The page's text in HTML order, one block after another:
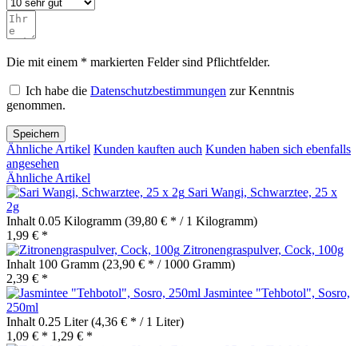
Die mit einem * markierten Felder sind Pflichtfelder.
Ich habe die Datenschutzbestimmungen zur Kenntnis
genommen.
Speichern
Ähnliche Artikel Kunden kauften auch Kunden haben sich ebenfalls
angesehen
Ähnliche Artikel
Sari Wangi, Schwarztee, 25 x
2g
Inhalt 0.05 Kilogramm (39,80 € * / 1 Kilogramm)
1,99 € *
Zitronengraspulver, Cock, 100g
Inhalt 100 Gramm (23,90 € * / 1000 Gramm)
2,39 € *
Jasmintee "Tehbotol", Sosro,
250ml
Inhalt 0.25 Liter(4,36 € * / 1 Liter)
1,09 € * 1,29 € *